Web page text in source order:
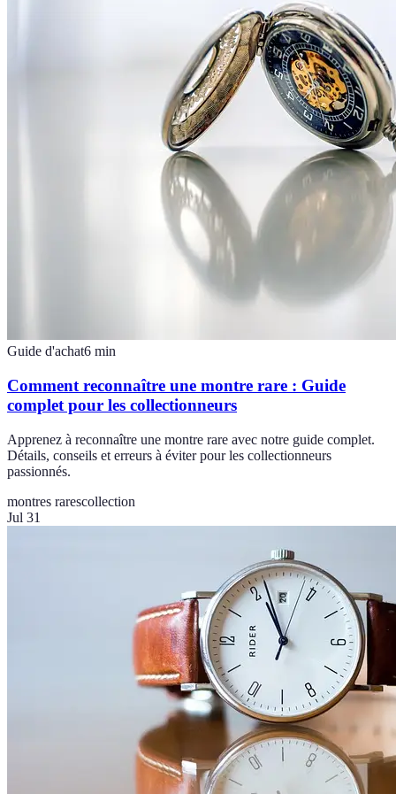
Guide d'achat6 min
Comment reconnaître une montre rare : Guide
complet pour les collectionneurs
Apprenez à reconnaître une montre rare avec notre guide complet.
Détails, conseils et erreurs à éviter pour les collectionneurs
passionnés.
montres rarescollection
Jul 31